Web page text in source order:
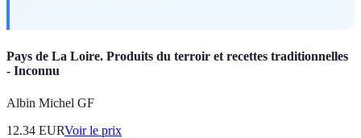
Pays de La Loire. Produits du terroir et recettes traditionnelles
- Inconnu
Albin Michel GF
12.34 EURVoir le prix